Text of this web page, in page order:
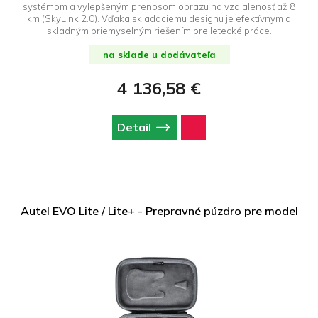
systémom a vylepšeným prenosom obrazu na vzdialenosť až 8
km (SkyLink 2.0). Vďaka skladaciemu designu je efektívnym a
skladným priemyselným riešením pre letecké práce.
na sklade u dodávateľa
4 136,58 €
Detail
Autel EVO Lite / Lite+ - Prepravné púzdro pre model